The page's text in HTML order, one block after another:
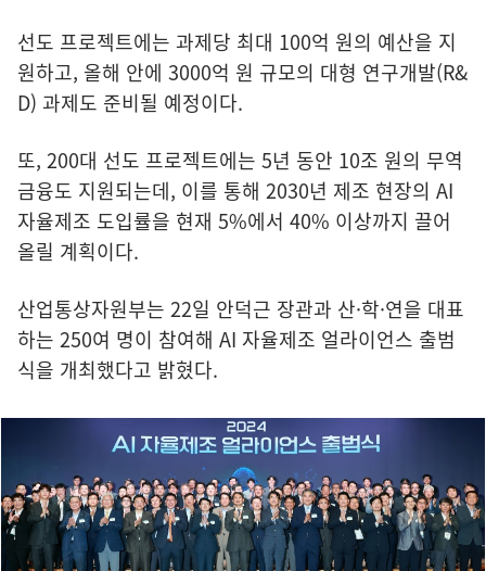
선도 프로젝트에는 과제당 최대 100억 원의 예산을 지
원하고, 올해 안에 3000억 원 규모의 대형 연구개발(R&
D) 과제도 준비될 예정이다.
또, 200대 선도 프로젝트에는 5년 동안 10조 원의 무역
금융도 지원되는데, 이를 통해 2030년 제조 현장의 AI
자율제조 도입률을 현재 5%에서 40% 이상까지 끌어
올릴 계획이다.
산업통상자원부는 22일 안덕근 장관과 산·학·연을 대표
하는 250여 명이 참여해 AI 자율제조 얼라이언스 출범
식을 개최했다고 밝혔다.